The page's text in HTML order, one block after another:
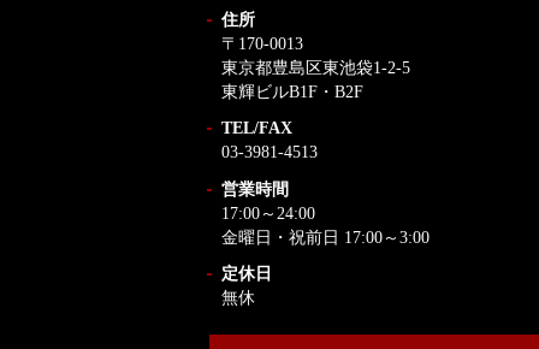
住所
〒170-0013
東京都豊島区東池袋1-2-5
東輝ビルB1F・B2F
TEL/FAX
03-3981-4513
営業時間
17:00～24:00
金曜日・祝前日 17:00～3:00
定休日
無休